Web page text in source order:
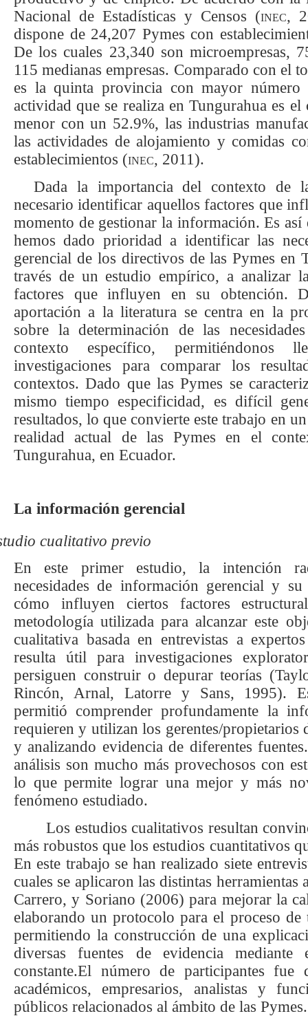
Nacional de Estadísticas y Censos (inec,
dispone de 24,207 Pymes con
De los cuales 23,340 son microempresas,
115 medianas empresas. Comparado con el
es la quinta provincia con mayor
actividad que se realiza en Tungurahua es
menor con un 52.9%, las industrias
las actividades de alojamiento y comidas
establecimientos (inec, 2011).
Dada la importancia del contexto de
necesario identificar aquellos factores que
momento de gestionar la información.Es así
hemos dado prioridad a identificar las
gerencial de los directivos de las Pymes en
través de un estudio empírico, a analizar
factores que influyen en su obtención.
aportación a la literatura se centra en la
sobre la determinación de las
contexto específico, permitiéndonos
investigaciones para comparar los
contextos. Dado que las Pymes se
mismo tiempo especificidad, es difícil
resultados, lo que convierte este trabajo en
realidad actual de las Pymes en el
Tungurahua, en Ecuador.
La información gerencial
cualitativo previo
En este primer estudio, la intención
necesidades de información gerencial y
cómo influyen ciertos factores
metodología utilizada para alcanzar este
cualitativa basada en entrevistas a
resulta útil para investigaciones
persiguen construir o depurar teorías (
Rincón, Arnal, Latorre y Sans, 1995).
permitió comprender profundamente la
requieren y utilizan los gerentes/propietarios
y analizando evidencia de diferentes
análisis son mucho más provechosos con
lo que permite lograr una mejor y más
fenómeno estudiado.
Los estudios cualitativos resultan
más robustos que los estudios cuantitativos
En este trabajo se han realizado siete
cuales se aplicaron las distintas herramientas
Carrero, y Soriano (2006)para mejorar la
elaborando un protocolo para el proceso de
permitiendo la construcción de una
diversas fuentes de evidencia mediante
constante.El número de participantes fue
académicos, empresarios, analistas y
públicos relacionados al ámbito de las Pymes.